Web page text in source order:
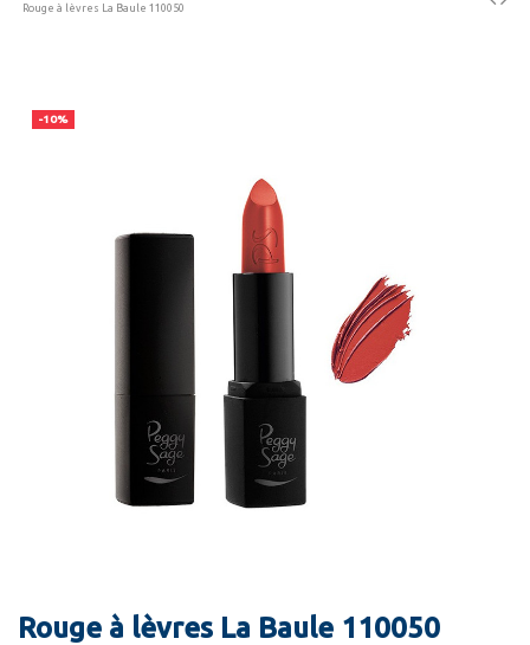
Rouge à lèvres La Baule 110050
-10%
Rouge à lèvres La Baule 110050